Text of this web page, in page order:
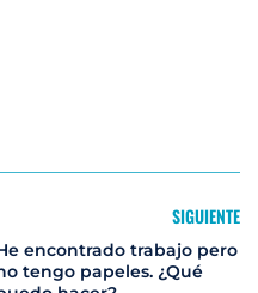
SIGUIENTE
encontrado trabajo pero
tengo papeles. ¿Qué